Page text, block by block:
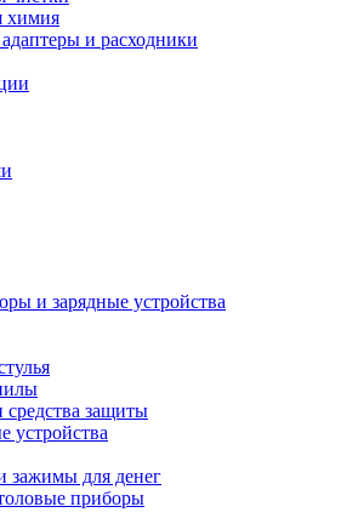
химия
и расходники
и зарядные устройства
средства защиты
устройства
зажимы для денег
приборы